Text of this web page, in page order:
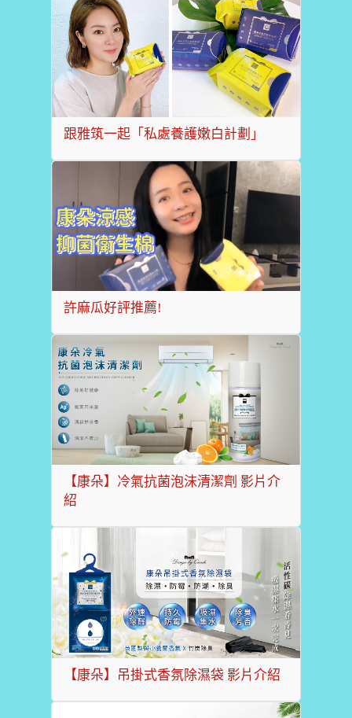
跟雅筑一起「私處養護嫩白計劃」
許麻瓜好評推薦!
【康朵】冷氣抗菌泡沫清潔劑 影片介
紹
【康朵】吊掛式香氛除濕袋 影片介紹